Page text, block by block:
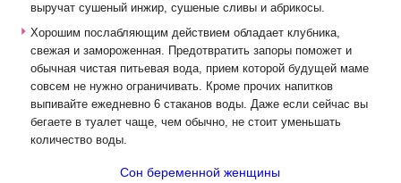
выручат сушеный инжир, сушеные сливы и абрикосы.
Хорошим послабляющим действием обладает клубника,
свежая и замороженная. Предотвратить запоры поможет и
обычная чистая питьевая вода, прием которой будущей маме
совсем не нужно ограничивать. Кроме прочих напитков
выпивайте ежедневно 6 стаканов воды. Даже если сейчас вы
бегаете в туалет чаще, чем обычно, не стоит уменьшать
количество воды.
Сон беременной женщины